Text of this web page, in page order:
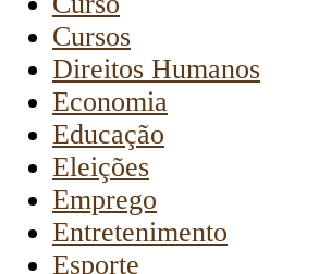
Cursos
Direitos Humanos
Economia
Educação
Eleições
Emprego
Entretenimento
Esporte